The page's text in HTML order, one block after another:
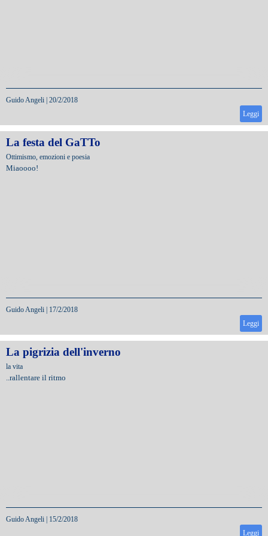
Guido Angeli 20/2/2018
Leggi
La festa del GaTTo
Ottimismo, emozioni e poesia
Miaoooo!
Guido Angeli
17/2/2018
Leggi
La pigrizia dell'inverno
la vita
..rallentare il ritmo
Guido Angeli
15/2/2018
Leggi